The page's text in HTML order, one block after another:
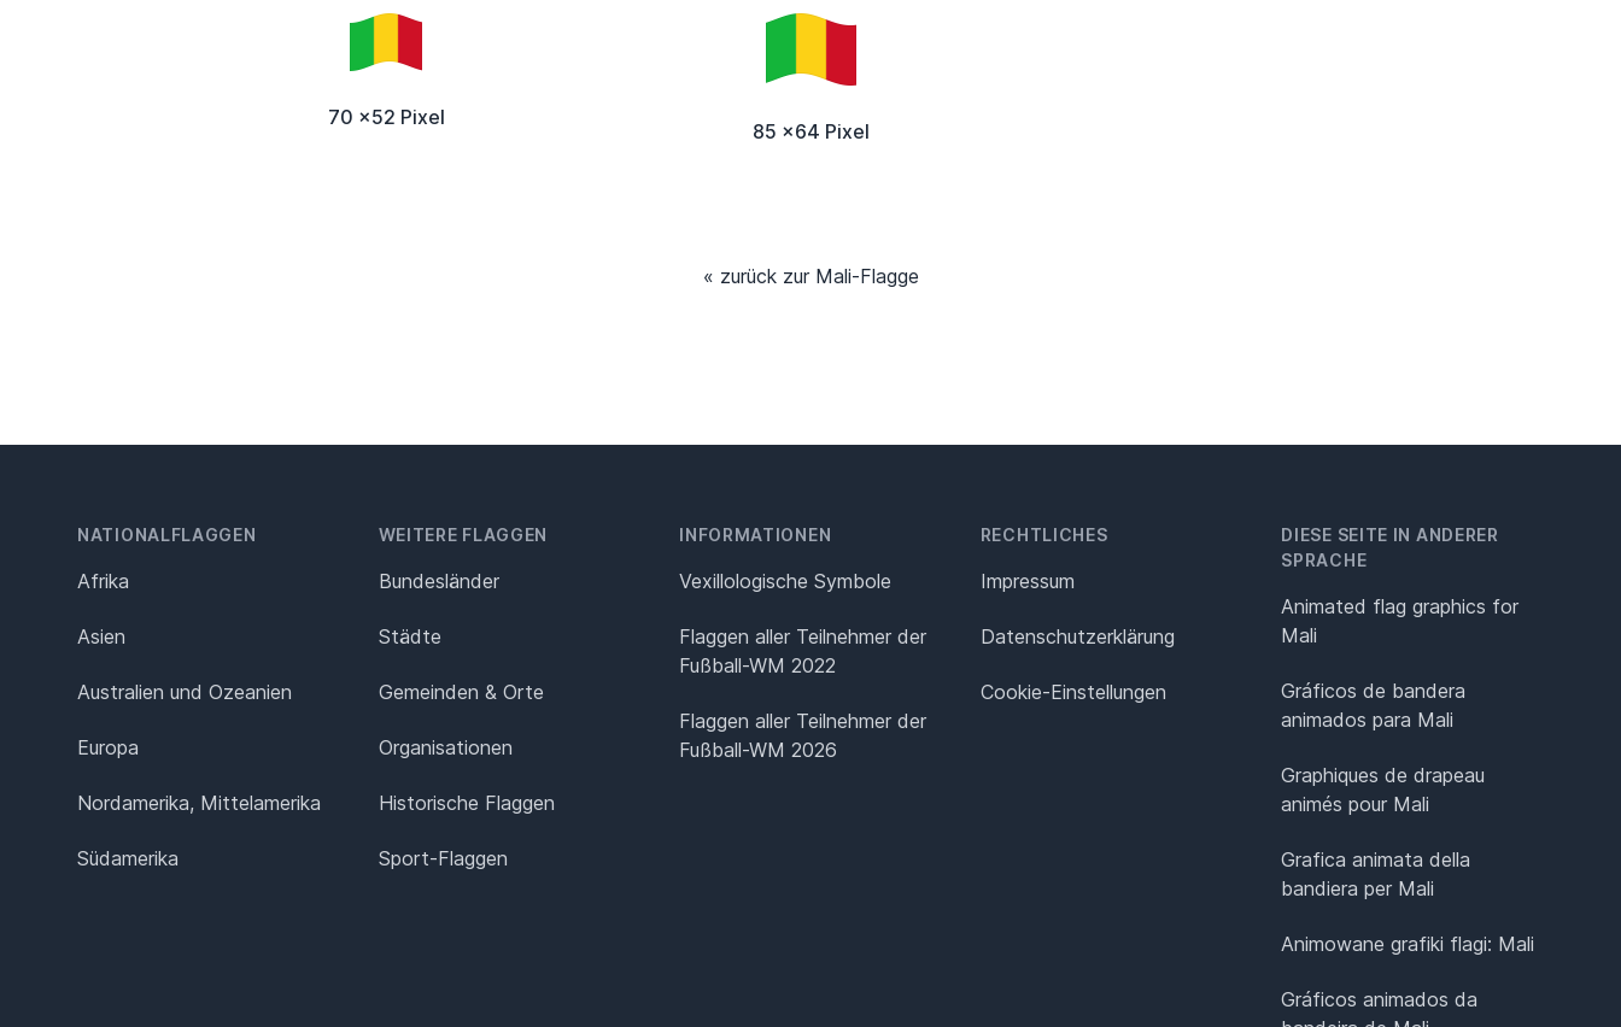
70 x52 Pixel
85 x64 Pixel
« zurück zur Mali-Flagge
NATIONALFLAGGEN
Afrika
Asien
Australien und Ozeanien
Europa
Nordamerika, Mittelamerika
Südamerika
WEITERE FLAGGEN
Bundesländer
Städte
Gemeinden & Orte
Organisationen
Historische Flaggen
Sport-Flaggen
INFORMATIONEN
Vexillologische Symbole
Flaggen aller Teilnehmer der
Fußball-WM 2022
Flaggen aller Teilnehmer der
Fußball-WM 2026
RECHTLICHES
Impressum
Datenschutz­erklärung
Cookie-Einstellungen
DIESE SEITE IN ANDERER
SPRACHE
Animated flag graphics for
Mali
Gráficos de bandera
animados para Mali
Graphiques de drapeau
animés pour Mali
Grafica animata della
bandiera per Mali
Animowane grafiki flagi: Mali
Gráficos animados da